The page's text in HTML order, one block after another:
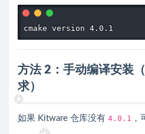
cmake version 4.0.1
方法 2：手动编译安装
求）
如果 Kitware 仓库没有 4.0.1 ，